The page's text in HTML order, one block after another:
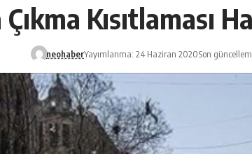
Kısıtlaması
neohaberYayımlanma: 24 Haziran 2020Son